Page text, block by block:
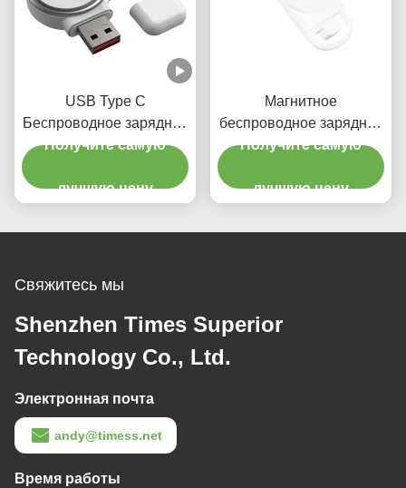
USB Type C
Беспроводное зарядное
устройство для Apple
Получите самую
лучшую цену
Магнитное
беспроводное зарядное
устройство Apple Watch
зарядное устройство
Получите самую
лучшую цену
Свяжитесь мы
Shenzhen Times Superior
Technology Co., Ltd.
Электронная почта
andy@timess.net
Время работы